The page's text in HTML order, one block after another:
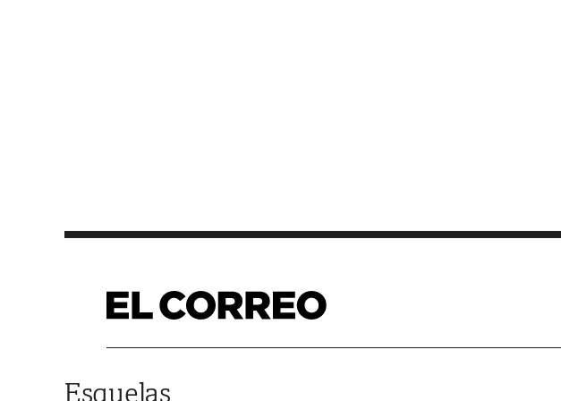
Esquelas